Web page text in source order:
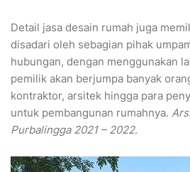
Detail jasa desain rumah juga
disadari oleh sebagian pihak
hubungan, dengan menggunakan
pemilik akan berjumpa banyak
kontraktor, arsitek hingga para
untuk pembangunan rumahnya.
Purbalingga 2021 – 2022.